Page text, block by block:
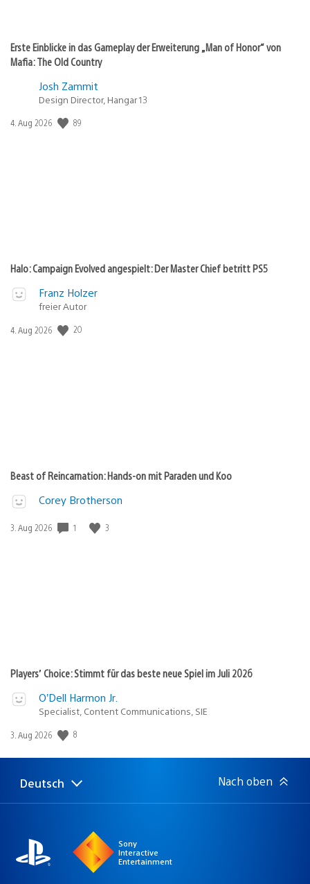
Erste Einblicke in das Gameplay der Erweiterung „Man of Honor“ von
Mafia: The Old Country
Josh Zammit
Design Director, Hangar 13
Veröffentlichungsdatum:
4. Aug 2026 89
Halo: Campaign Evolved angespielt: Der Master Chief betritt PS5
Franz Holzer
freier Autor
Veröffentlichungsdatum:
4. Aug 2026 20
Beast of Reincarnation: Hands-on mit Paraden und Koo
Corey Brotherson
Veröffentlichungsdatum:
3. Aug 2026 1 3
Players’ Choice: Stimmt für das beste neue Spiel im Juli 2026
O’Dell Harmon Jr.
Specialist, Content Communications, SIE
Veröffentlichungsdatum:
3. Aug 2026 8
Select
a
Aktuelle
Region:
Deutsch Nach oben
Sony
Interactive
Entertainment